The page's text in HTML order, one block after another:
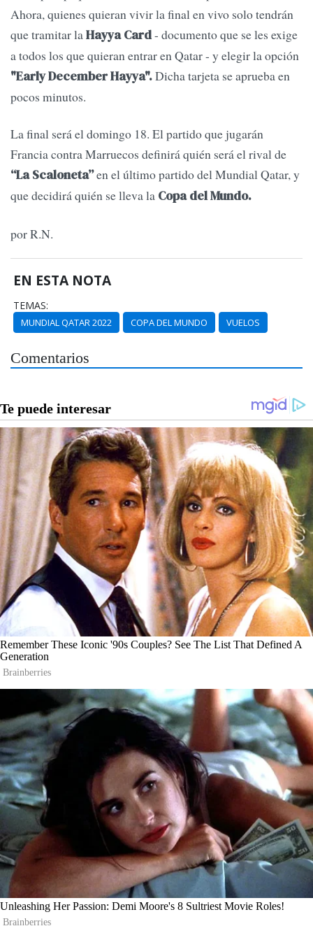
Ahora, quienes quieran vivir la final en vivo solo tendrán
que tramitar laHayya Card- documento que se les exige
a todos los que quieran entrar en Qatar - y elegir la opción
"Early December Hayya".Dicha tarjeta se aprueba en
pocos minutos.
La final será el domingo 18. El partido que jugarán
Francia contra Marruecos definirá quién será el rival de
“La Scaloneta”en el último partido del Mundial Qatar, y
que decidirá quién se lleva la Copa del Mundo.
por R.N.
EN ESTA NOTA
TEMAS:
MUNDIAL QATAR 2022 COPA DEL MUNDO VUELOS
Comentarios